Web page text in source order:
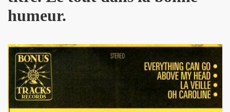
humeur.
(mars 1997).
(1994) par H.M.
le magazine "FEELING" (numero 3, mars 1978).
nee" ("7 a Paris", 1990).